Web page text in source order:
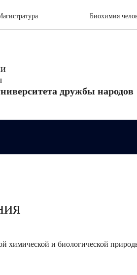
Биохимия
дружбы народов
химической и биологической